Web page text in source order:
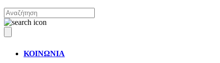
ΚΟΙΝΩΝΙΑ